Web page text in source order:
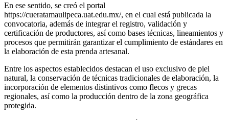
En ese sentido, se creó el portal
https://cueratamaulipeca.uat.edu.mx/, en el cual está publicada la
convocatoria, además de integrar el registro, validación y
certificación de productores, así como bases técnicas, lineamientos y
procesos que permitirán garantizar el cumplimiento de estándares en
la elaboración de esta prenda artesanal.
Entre los aspectos establecidos destacan el uso exclusivo de piel
natural, la conservación de técnicas tradicionales de elaboración, la
incorporación de elementos distintivos como flecos y grecas
regionales, así como la producción dentro de la zona geográfica
protegida.